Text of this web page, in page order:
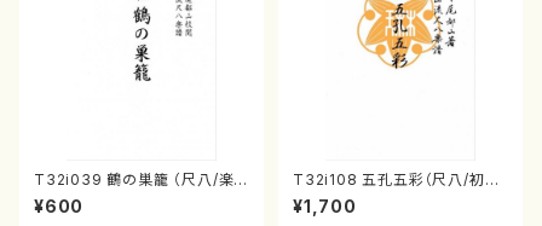
T32i039 鶴の巣籠 （尺八/楽
譜）都山no.38
¥600
T32i108 五孔五彩（尺八/初代
石垣征山/尺八/都山式譜）都山
流公刊楽譜曲番:557
¥1,700